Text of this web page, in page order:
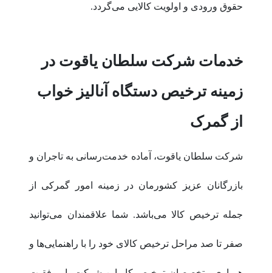
حقوق ورودی و اولویت کالایی می‌گردد.
خدمات شرکت سلطان یاقوت در
زمینه ترخیص دستگاه آنالیز خواب
از گمرک
شرکت سلطان یاقوت، آماده خدمت‌رسانی به تاجران و
بازرگانان عزیز کشورمان در زمینه امور گمرکی از
جمله ترخیص کالا می‌باشد. شما علاقمندان می‌توانید
صفر تا صد مراحل ترخیص کالای خود را با راهنمایی‌ها و